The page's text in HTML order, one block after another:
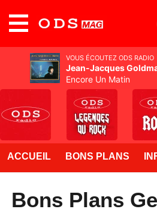
ACCUEIL BONS PLANS
Bons Plans
VOUS ÉCOUTEZ ODS RADIO
Jean-Jacques
Encore Un Matin